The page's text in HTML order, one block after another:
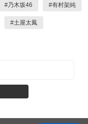
#乃木坂46 #有村架純
#土屋太鳳